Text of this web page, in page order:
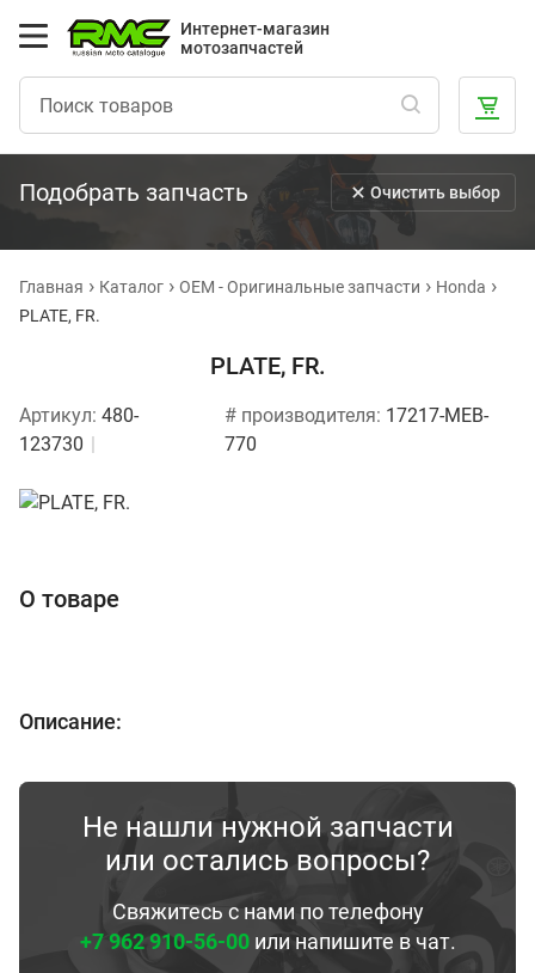
Интернет-магазин
мотозапчастей
Подобрать запчасть Очистить выбор
Главная Каталог OEM - Оригинальные запчасти
Honda
PLATE, FR.
PLATE, FR.
Артикул: 480-
123730
# производителя: 17217-MEB-
770
О товаре
Описание:
Не нашли нужной запчасти
или остались вопросы?
Свяжитесь с нами по телефону
+7 962 910-56-00или напишите в чат.